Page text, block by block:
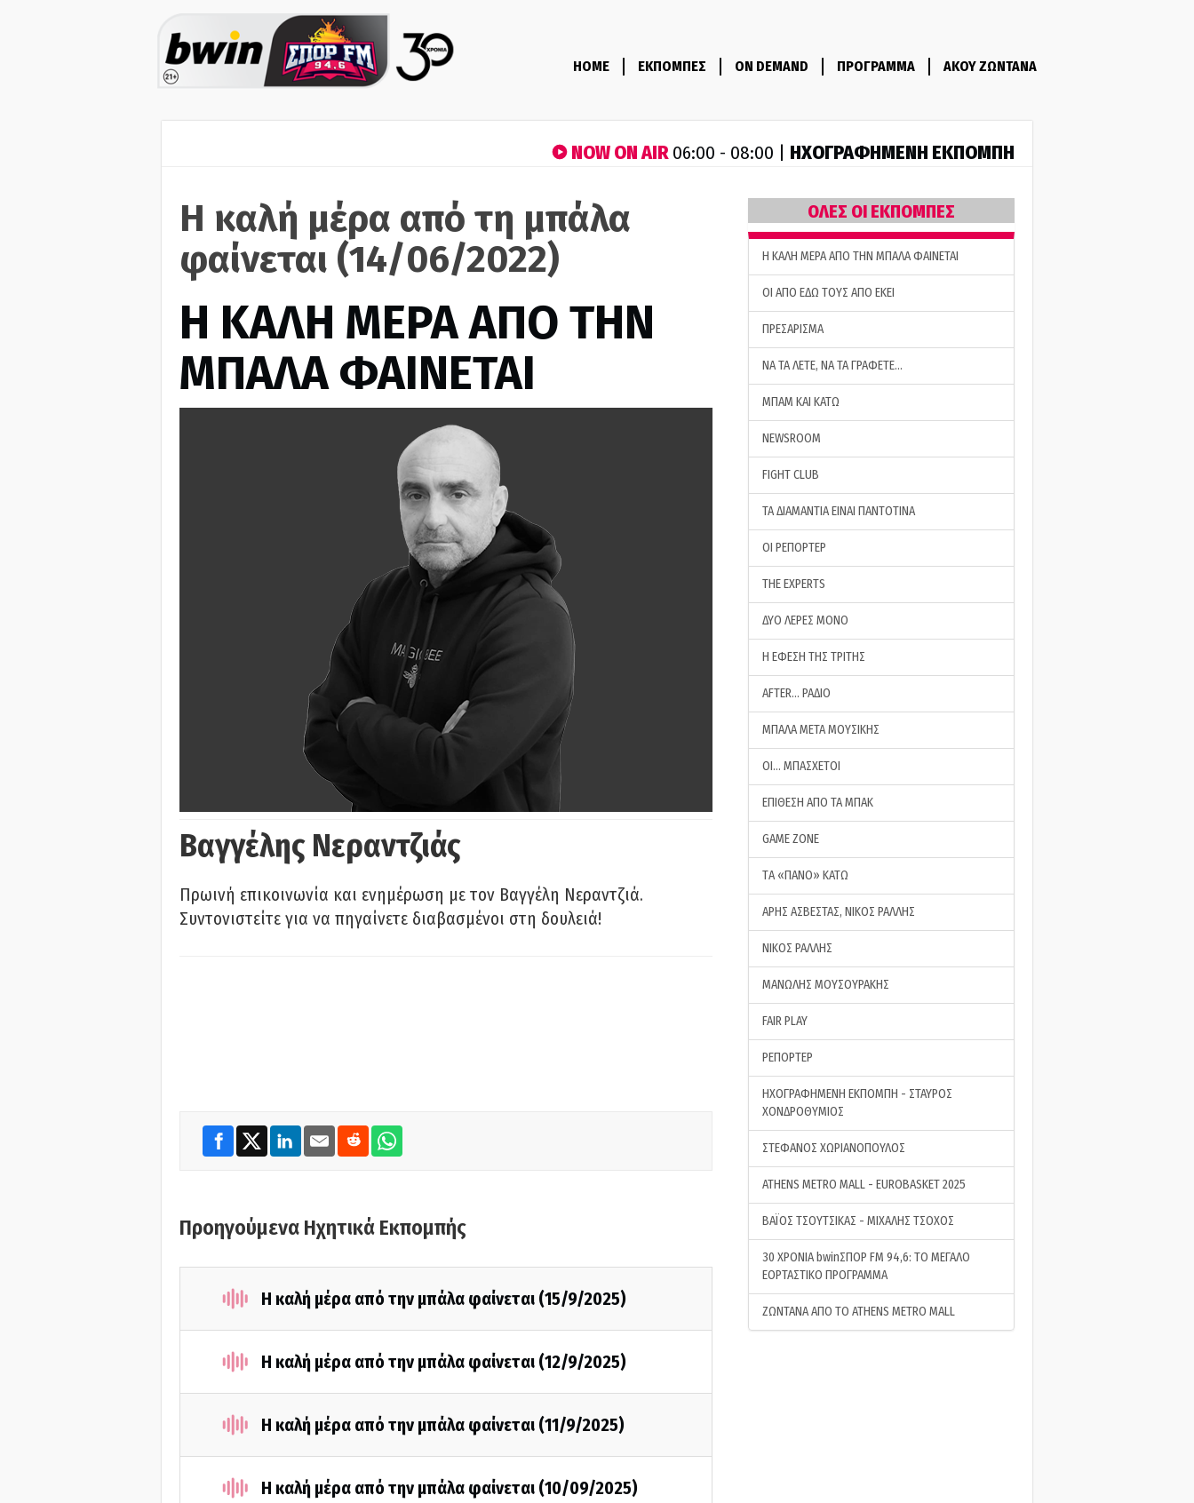
HOME ΕΚΠΟΜΠΕΣ ON DEMAND ΠΡΟΓΡΑΜΜΑ ΑΚΟΥ ΖΩΝΤΑΝΑ
NOW ON AIR06:00 - 08:00 | ΗΧΟΓΡΑΦΗΜΕΝΗ ΕΚΠΟΜΠΗ
Η καλή μέρα από τη μπάλα
φαίνεται (14/06/2022)
H ΚΑΛΗ ΜΕΡΑ ΑΠΟ ΤΗΝ
ΜΠΑΛΑ ΦΑΙΝΕΤΑΙ
Βαγγέλης Νεραντζιάς
Πρωινή επικοινωνία και ενημέρωση με τον Βαγγέλη Νεραντζιά.
Συντονιστείτε για να πηγαίνετε διαβασμένοι στη δουλειά!
Προηγούμενα Ηχητικά Εκπομπής
Η καλή μέρα από την μπάλα φαίνεται (15/9/2025)
Η καλή μέρα από την μπάλα φαίνεται (12/9/2025)
Η καλή μέρα από την μπάλα φαίνεται (11/9/2025)
Η καλή μέρα από την μπάλα φαίνεται (10/09/2025)
ΟΛΕΣ ΟΙ ΕΚΠΟΜΠΕΣ
H ΚΑΛΗ ΜΕΡΑ ΑΠΟ ΤΗΝ ΜΠΑΛΑ ΦΑΙΝΕΤΑΙ
ΟΙ ΑΠΟ ΕΔΩ ΤΟΥΣ ΑΠΟ ΕΚΕΙ
ΠΡΕΣΑΡΙΣΜΑ
ΝΑ ΤΑ ΛΕΤΕ, ΝΑ ΤΑ ΓΡΑΦΕΤΕ…
ΜΠΑΜ ΚΑΙ ΚΑΤΩ
NEWSROOM
FIGHT CLUB
ΤΑ ΔΙΑΜΑΝΤΙΑ ΕΙΝΑΙ ΠΑΝΤΟΤΙΝΑ
ΟΙ ΡΕΠΟΡΤΕΡ
THE EXPERTS
ΔΥΟ ΛΕΡΕΣ ΜΟΝΟ
Η ΕΦΕΣΗ ΤΗΣ ΤΡΙΤΗΣ
AFTER… ΡΑΔΙΟ
ΜΠΑΛΑ ΜΕΤΑ ΜΟΥΣΙΚΗΣ
ΟΙ… ΜΠΑΣΧΕΤΟΙ
ΕΠΙΘΕΣΗ ΑΠΟ ΤΑ ΜΠΑΚ
GAME ZONE
ΤA «ΠΑΝΟ» ΚΑΤΩ
ΑΡΗΣ ΑΣΒΕΣΤΑΣ, ΝΙΚΟΣ ΡΑΛΛΗΣ
ΝΙΚΟΣ ΡΑΛΛΗΣ
ΜΑΝΩΛΗΣ ΜΟΥΣΟΥΡΑΚΗΣ
FAIR PLAY
ΡΕΠΟΡΤΕΡ
ΗΧΟΓΡΑΦΗΜΕΝΗ ΕΚΠΟΜΠΗ - ΣΤΑΥΡΟΣ
ΧΟΝΔΡΟΘΥΜΙΟΣ
ΣΤΕΦΑΝΟΣ ΧΩΡΙΑΝΟΠΟΥΛΟΣ
ATHENS METRO MALL - EUROBASKET 2025
ΒΑΪΟΣ ΤΣΟΥΤΣΙΚΑΣ - ΜΙΧΑΛΗΣ ΤΣΟΧΟΣ
30 ΧΡΟΝΙΑ bwinΣΠΟΡ FM 94,6: ΤΟ ΜΕΓΑΛΟ
ΕΟΡΤΑΣΤΙΚΟ ΠΡΟΓΡΑΜΜΑ
ΖΩΝΤΑΝΑ ΑΠΟ ΤΟ ATHENS METRO MALL